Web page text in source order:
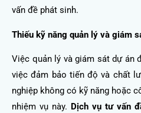
vấn đề phát sinh.
Thiếu kỹ năng quản lý và giám
Việc quản lý và giám sát dự án
việc đảm bảo tiến độ và chất
nghiệp không có kỹ năng hoặc
nhiệm vụ này. Dịch vụ tư vấn